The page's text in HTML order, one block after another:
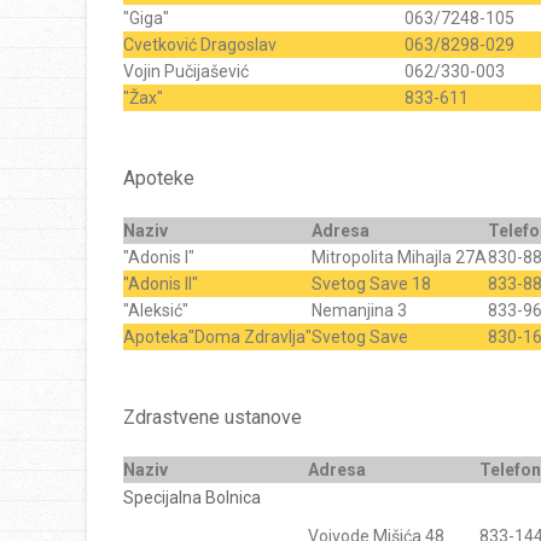
"Giga"
063/7248-105
Cvetković Dragoslav
063/8298-029
Vojin Pučijašević
062/330-003
"Žax"
833-611
Apoteke
Naziv Adresa
"Adonis l"
Mitropolita Mihajla 27A830-
"Adonis ll"
Svetog Save 18
833-
"Aleksić"
Nemanjina 3
833-
Apoteka"Doma Zdravlja"Svetog Save 830-
Zdrastvene ustanove
Naziv Adresa
Telefon
Specijalna Bolnica
Vojvode Mišića 48 833-